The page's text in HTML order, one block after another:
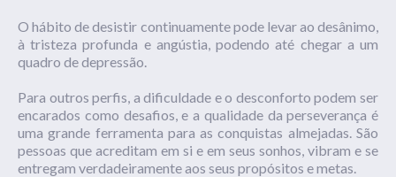
O hábito de desistir continuamente pode levar ao desânimo,
à tristeza profunda e angústia, podendo até chegar a um
quadro de depressão.
Para outros perfis, a dificuldade e o desconforto podem ser
encarados como desafios, e a qualidade da perseverança é
uma grande ferramenta para as conquistas almejadas. São
pessoas que acreditam em si e em seus sonhos, vibram e se
entregam verdadeiramente aos seus propósitos e metas.